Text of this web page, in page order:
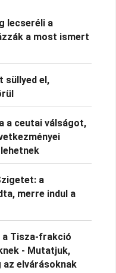
lecseréli a
a most ismert
süllyed el,
a ceutai válságot,
a
merre indul a
a Tisza-frakció
- Mutatjuk,
az elvárásoknak